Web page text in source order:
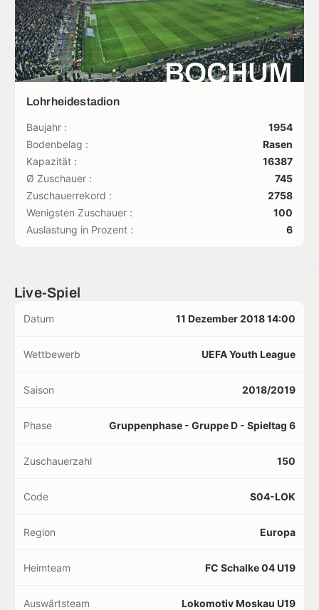
BOCHUM
Lohrheidestadion
Baujahr :
1954
Bodenbelag :
Rasen
Kapazität :
16387
Ø Zuschauer :
745
Zuschauerrekord :
2758
Wenigsten Zuschauer :
100
Auslastung in Prozent :
6
Live-Spiel
Datum 11 Dezember 2018 14:00
Wettbewerb UEFA Youth League
Saison 2018/2019
Phase Gruppenphase - Gruppe D - Spieltag 6
Zuschauerzahl 150
Code S04-LOK
Region Europa
Heimteam FC Schalke 04 U19
Auswärtsteam Lokomotiv Moskau U19